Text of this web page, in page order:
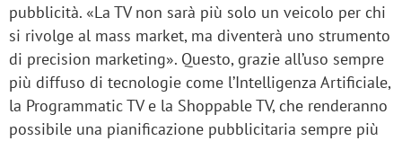
pubblicità. «La TV non sarà più solo un veicolo per chi
si rivolge al mass market, ma diventerà uno strumento
di precision marketing». Questo, grazie all’uso sempre
più diffuso di tecnologie come l’Intelligenza Artificiale,
la Programmatic TV e la Shoppable TV, che renderanno
possibile una pianificazione pubblicitaria sempre più